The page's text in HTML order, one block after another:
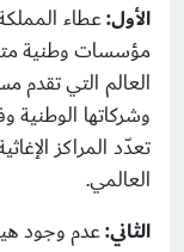
الأول:عطاء
مؤسسات وطنية
العالم التي تقدم
وشركاتها الوطنية
تعدّد المراكز
العالمي.
الثاني:عدم وجود